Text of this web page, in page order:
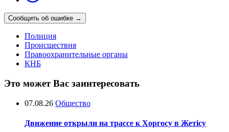
Сообщить об ошибке →
Полиция
Происшествия
Правоохранительные органы
КНБ
Это может Вас заинтересовать
07.08.26 Общество
Движение открыли на трассе к Хоргосу в Жетісу